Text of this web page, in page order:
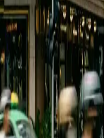
kapitone montlar, şıklık ve
her tarza uygun
Aylarında Şıklık ve
sunan polo kadın mont
tarzınıza uygun seçenekler
ideal seçenekler mevcuttur.
Karşılaştırması: Şık